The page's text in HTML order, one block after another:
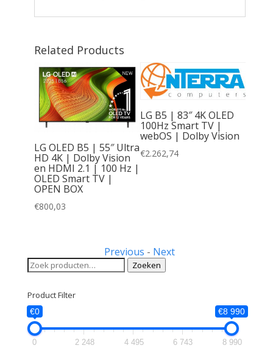
Related Products
LG OLED B5 | 55″ Ultra
HD 4K | Dolby Vision
en HDMI 2.1 | 100 Hz |
OLED Smart TV |
OPEN BOX
€800,03
LG B5 | 83″ 4K OLED
100Hz Smart TV |
webOS | Dolby Vision
€2.262,74
Previous - Next
Zoeken
naar:
Zoeken
Product Filter
€0 €8 990
0 2 248 4 495 6 743 8 990